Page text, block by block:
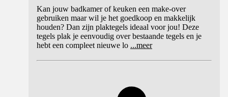
Kan jouw badkamer of keuken een make-over
gebruiken maar wil je het goedkoop en makkelijk
houden? Dan zijn plaktegels ideaal voor jou! Deze
tegels plak je eenvoudig over bestaande tegels en je
hebt een compleet nieuwe lo ...meer